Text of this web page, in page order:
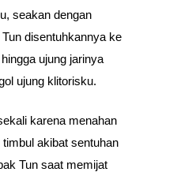
seakan dengan
disentuhkannya ke
ujung jarinya
ujung klitorisku.
karena menahan
akibat sentuhan
Tun saat memijat